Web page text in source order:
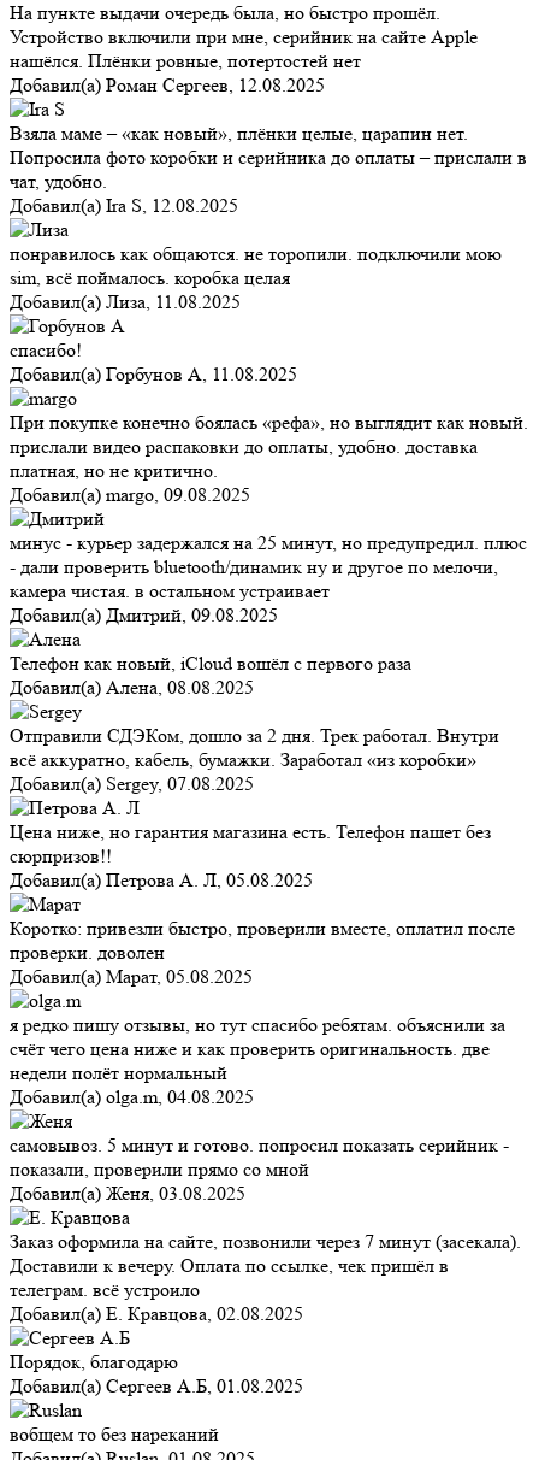
На пункте выдачи очередь была, но быстро прошёл.
Устройство включили при мне, серийник на сайте Apple
нашёлся. Плёнки ровные, потертостей нет
Добавил(а) Роман Сергеев, 12.08.2025
Взяла маме – «как новый», плёнки целые, царапин нет.
Попросила фото коробки и серийника до оплаты – прислали в
чат, удобно.
Добавил(а) Ira S, 12.08.2025
понравилось как общаются. не торопили. подключили мою
sim, всё поймалось. коробка целая
Добавил(а) Лиза, 11.08.2025
спасибо!
Добавил(а) Горбунов А, 11.08.2025
При покупке конечно боялась «рефа», но выглядит как новый.
прислали видео распаковки до оплаты, удобно. доставка
платная, но не критично.
Добавил(а) margo, 09.08.2025
минус - курьер задержался на 25 минут, но предупредил. плюс
- дали проверить bluetooth/динамик ну и другое по мелочи,
камера чистая. в остальном устраивает
Добавил(а) Дмитрий, 09.08.2025
Телефон как новый, iCloud вошёл с первого раза
Добавил(а) Алена, 08.08.2025
Отправили СДЭКом, дошло за 2 дня. Трек работал. Внутри
всё аккуратно, кабель, бумажки. Заработал «из коробки»
Добавил(а) Sergey, 07.08.2025
Цена ниже, но гарантия магазина есть. Телефон пашет без
сюрпризов!!
Добавил(а) Петрова А. Л, 05.08.2025
Коротко: привезли быстро, проверили вместе, оплатил после
проверки. доволен
Добавил(а) Марат, 05.08.2025
я редко пишу отзывы, но тут спасибо ребятам. объяснили за
счёт чего цена ниже и как проверить оригинальность. две
недели полёт нормальный
Добавил(а) olga.m, 04.08.2025
самовывоз. 5 минут и готово. попросил показать серийник -
показали, проверили прямо со мной
Добавил(а) Женя, 03.08.2025
Заказ оформила на сайте, позвонили через 7 минут (засекала).
Доставили к вечеру. Оплата по ссылке, чек пришёл в
телеграм. всё устроило
Добавил(а) Е. Кравцова, 02.08.2025
Порядок, благодарю
Добавил(а) Сергеев А.Б, 01.08.2025
вобщем то без нареканий